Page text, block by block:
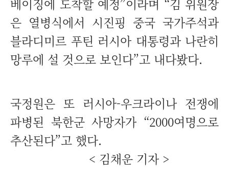
베이징에 도착할 예정”이라며 “김 위원장
은 열병식에서 시진핑 중국 국가주석과
블라디미르 푸틴 러시아 대통령과 나란히
망루에 설 것으로 보인다”고 내다봤다.
국정원은 또 러시아-우크라이나 전쟁에
파병된 북한군 사망자가 “2000여명으로
추산된다”고 했다.
< 김채운 기자 >